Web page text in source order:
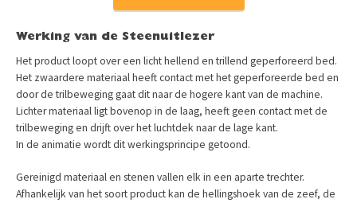
Werking van de Steenuitlezer
Het product loopt over een licht hellend en trillend geperforeerd bed.
Het zwaardere materiaal heeft contact met het geperforeerde bed en
door de trilbeweging gaat dit naar de hogere kant van de machine.
Lichter materiaal ligt bovenop in de laag, heeft geen contact met de
trilbeweging en drijft over het luchtdek naar de lage kant.
In de animatie wordt dit werkingsprincipe getoond.
Gereinigd materiaal en stenen vallen elk in een aparte trechter.
Afhankelijk van het soort product kan de hellingshoek van de zeef, de